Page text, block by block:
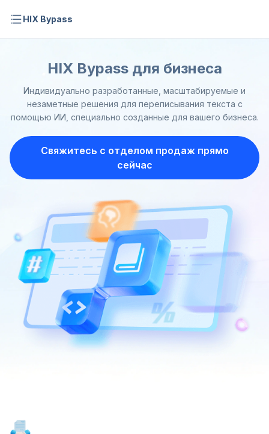
HIX Bypass
HIX Bypass для бизнеса
Индивидуально разработанные, масштабируемые и
незаметные решения для переписывания текста с
помощью ИИ, специально созданные для вашего бизнеса.
Свяжитесь с отделом продаж прямо
сейчас